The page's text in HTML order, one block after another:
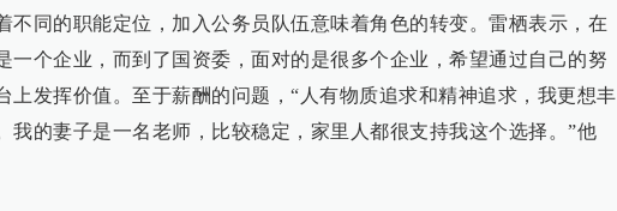
不同的职能定位，加入公务员队伍意味着角色的转变。雷栖表示，在
一个企业，而到了国资委，面对的是很多个企业，希望通过自己的努
上发挥价值。至于薪酬的问题，“人有物质追求和精神追求，我更想丰
我的妻子是一名老师，比较稳定，家里人都很支持我这个选择。”他